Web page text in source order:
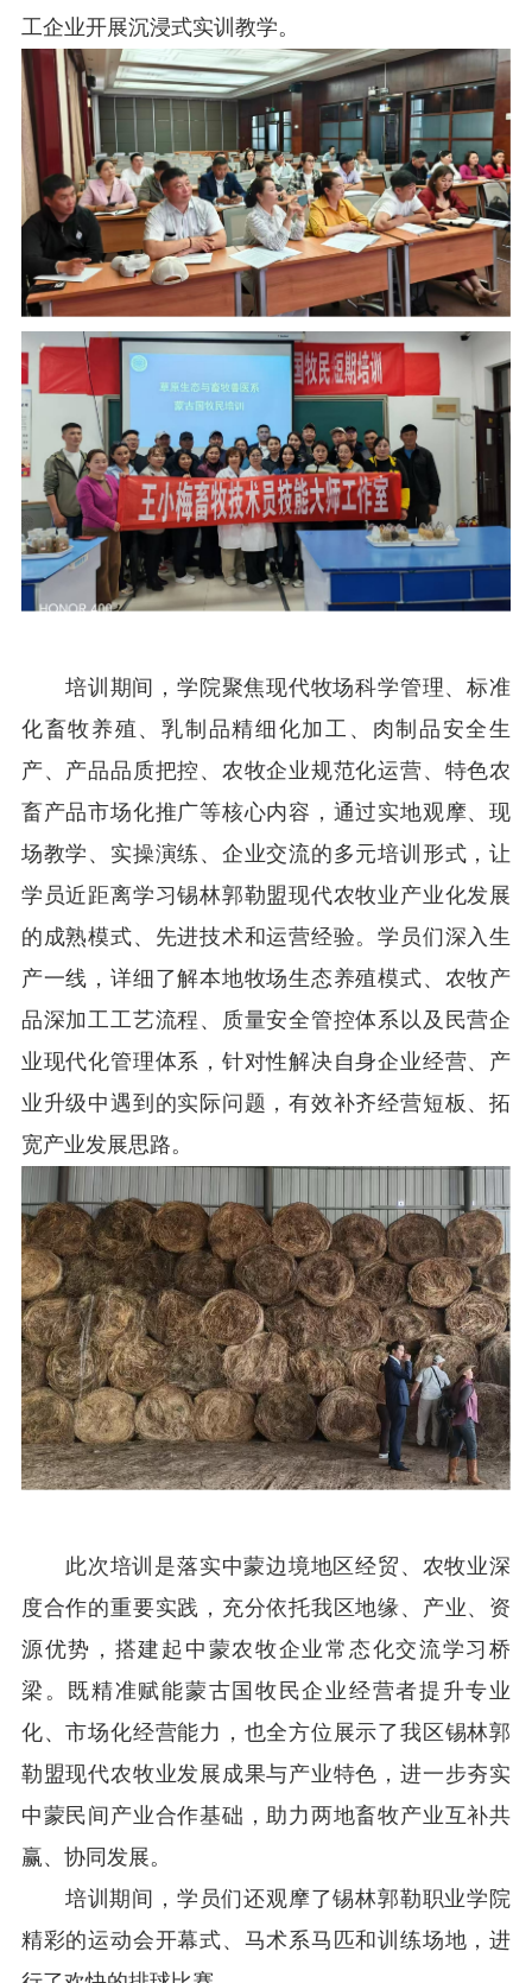
工企业开展沉浸式实训教学。
培训期间，学院聚焦现代牧场科学管理、标准
化畜牧养殖、乳制品精细化加工、肉制品安全生
产、产品品质把控、农牧企业规范化运营、特色农
畜产品市场化推广等核心内容，通过实地观摩、现
场教学、实操演练、企业交流的多元培训形式，让
学员近距离学习锡林郭勒盟现代农牧业产业化发展
的成熟模式、先进技术和运营经验。学员们深入生
产一线，详细了解本地牧场生态养殖模式、农牧产
品深加工工艺流程、质量安全管控体系以及民营企
业现代化管理体系，针对性解决自身企业经营、产
业升级中遇到的实际问题，有效补齐经营短板、拓
宽产业发展思路。
此次培训是落实中蒙边境地区经贸、农牧业深
度合作的重要实践，充分依托我区地缘、产业、资
源优势，搭建起中蒙农牧企业常态化交流学习桥
梁。既精准赋能蒙古国牧民企业经营者提升专业
化、市场化经营能力，也全方位展示了我区锡林郭
勒盟现代农牧业发展成果与产业特色，进一步夯实
中蒙民间产业合作基础，助力两地畜牧产业互补共
赢、协同发展。
培训期间，学员们还观摩了锡林郭勒职业学院
精彩的运动会开幕式、马术系马匹和训练场地，进